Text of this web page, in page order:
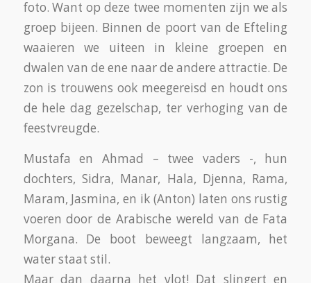
mijntunnel voor – en is zeer heftig! Vanaf de
mijntoren duik je loodrecht omlaag, schiet de
tunnel in en maakt meteen een zwieper naar
rechts, naar links, een pirourette, een
buiteling… Djenna, Rama, Maram en Jasmina
zijn te klein en mogen tot hun verdriet niet
mee; Ahmad blijft bij hen achter. Mustafa,
Sidra, Manar, Hala (zij is net groot genoeg: 1.32
m) en ik storten ons vanaf de hoge toren in de
mijn.
Verderop in de BOB mag iedereen weer mee. In
de Piranha trouwens ook, dus die doen we